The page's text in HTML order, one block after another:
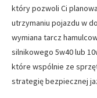
który pozwoli Ci
utrzymaniu pojazdu w
wymiana tarcz
silnikowego 5w40 lub
które wspólnie ze
strategię bezpiecznej